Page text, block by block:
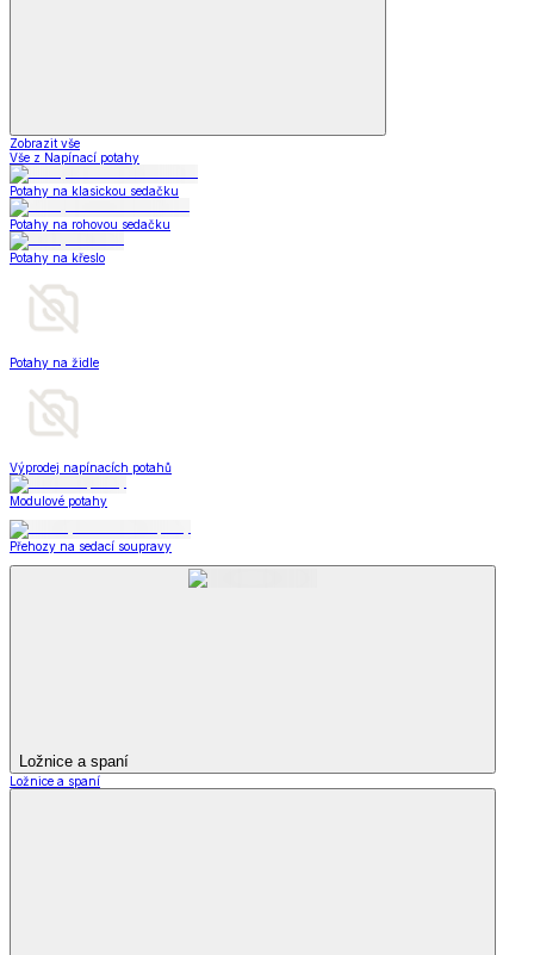
Zobrazit vše
Vše z Napínací potahy
Potahy na klasickou sedačku
Potahy na rohovou sedačku
Potahy na křeslo
Potahy na židle
Výprodej napínacích potahů
Modulové potahy
Přehozy na sedací soupravy
Ložnice a spaní
Ložnice a spaní